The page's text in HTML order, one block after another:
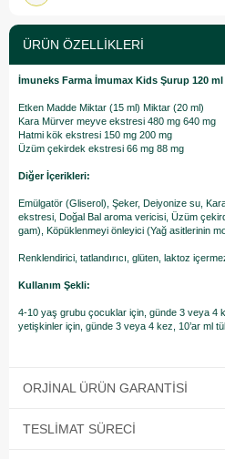
ÜRÜN ÖZELLIKLERI
İmuneks Farma İmumax Kids Şurup 120 ml
Etken Madde Miktar (15 ml) Miktar (20 ml)
Kara Mürver meyve ekstresi 480 mg 640 mg
Hatmi kök ekstresi 150 mg 200 mg
Üzüm çekirdek ekstresi 66 mg 88 mg
Diğer İçerikleri:
Emülgatör (Gliserol), Şeker, Deiyonize su,
ekstresi, Doğal Bal aroma vericisi, Üzüm
gam), Köpüklenmeyi önleyici (Yağ asitlerinin
Renklendirici, tatlandırıcı, glüten, laktoz
Kullanım Şekli:
4-10 yaş grubu çocuklar için, günde 3 veya 4
yetişkinler için, günde 3 veya 4 kez, 10’ar ml
ORJINAL ÜRÜN GARANTISI
TESLIMAT SÜRECI